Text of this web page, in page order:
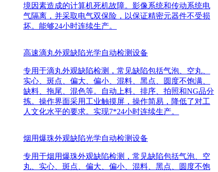
境因素造成的计算机死机故障。影像系统和传动系统电
气隔离，并采取电气双保险，以保证精密元器件不受损
坏。能够24小时连续生产。
高速滴丸外观缺陷光学自动检测设备
专用于滴丸外观缺陷检测，常见缺陷包括气泡、空丸、
实心、斑点、偏大、偏小、混料、黑点、圆度不饱满、
缺料、拖尾、混色等。自动上料、排序、拍照和NG品分
拣。操作界面采用工业触摸屏，操作简易，降低了对工
人文化水平的要求。实现7*24小时连续生产。
烟用爆珠外观缺陷光学自动检测设备
专用于烟用爆珠外观缺陷检测，常见缺陷包括气泡、空
丸、实心、斑点、偏大、偏小、混料、黑点、圆度不饱